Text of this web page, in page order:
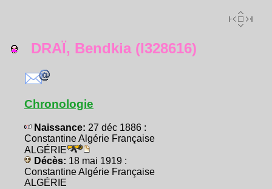
DRAÏ, Bendkia (I328616)
Chronologie
Naissance: 27 déc 1886 :
Constantine Algérie Française
ALGÉRIE
Décès: 18 mai 1919 :
Constantine Algérie Française
ALGÉRIE